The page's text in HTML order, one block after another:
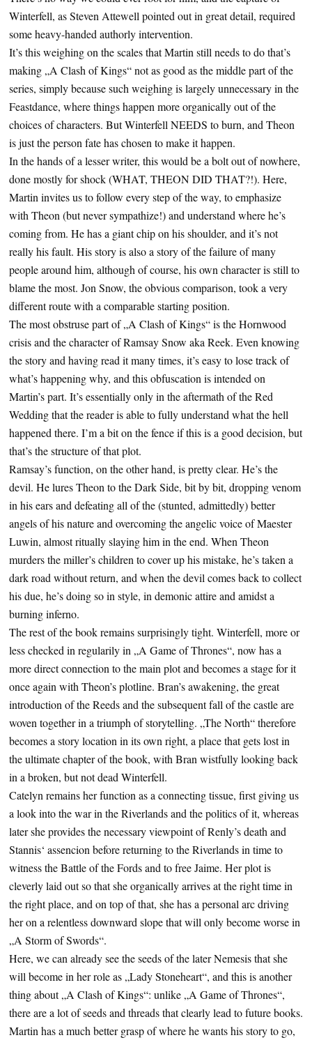
Winterfell, as Steven Attewell pointed out in great detail, required
some heavy-handed authorly intervention.
It’s this weighing on the scales that Martin still needs to do that’s
making „A Clash of Kings“ not as good as the middle part of the
series, simply because such weighing is largely unnecessary in the
Feastdance, where things happen more organically out of the
choices of characters. But Winterfell NEEDS to burn, and Theon
is just the person fate has chosen to make it happen.
In the hands of a lesser writer, this would be a bolt out of nowhere,
done mostly for shock (WHAT, THEON DID THAT?!). Here,
Martin invites us to follow every step of the way, to emphasize
with Theon (but never sympathize!) and understand where he’s
coming from. He has a giant chip on his shoulder, and it’s not
really his fault. His story is also a story of the failure of many
people around him, although of course, his own character is still to
blame the most. Jon Snow, the obvious comparison, took a very
different route with a comparable starting position.
The most obstruse part of „A Clash of Kings“ is the Hornwood
crisis and the character of Ramsay Snow aka Reek. Even knowing
the story and having read it many times, it’s easy to lose track of
what’s happening why, and this obfuscation is intended on
Martin’s part. It’s essentially only in the aftermath of the Red
Wedding that the reader is able to fully understand what the hell
happened there. I’m a bit on the fence if this is a good decision, but
that’s the structure of that plot.
Ramsay’s function, on the other hand, is pretty clear. He’s the
devil. He lures Theon to the Dark Side, bit by bit, dropping venom
in his ears and defeating all of the (stunted, admittedly) better
angels of his nature and overcoming the angelic voice of Maester
Luwin, almost ritually slaying him in the end. When Theon
murders the miller’s children to cover up his mistake, he’s taken a
dark road without return, and when the devil comes back to collect
his due, he’s doing so in style, in demonic attire and amidst a
burning inferno.
The rest of the book remains surprisingly tight. Winterfell, more or
less checked in regularily in „A Game of Thrones“, now has a
more direct connection to the main plot and becomes a stage for it
once again with Theon’s plotline. Bran’s awakening, the great
introduction of the Reeds and the subsequent fall of the castle are
woven together in a triumph of storytelling. „The North“ therefore
becomes a story location in its own right, a place that gets lost in
the ultimate chapter of the book, with Bran wistfully looking back
in a broken, but not dead Winterfell.
Catelyn remains her function as a connecting tissue, first giving us
a look into the war in the Riverlands and the politics of it, whereas
later she provides the necessary viewpoint of Renly’s death and
Stannis‘ assencion before returning to the Riverlands in time to
witness the Battle of the Fords and to free Jaime. Her plot is
cleverly laid out so that she organically arrives at the right time in
the right place, and on top of that, she has a personal arc driving
her on a relentless downward slope that will only become worse in
„A Storm of Swords“.
Here, we can already see the seeds of the later Nemesis that she
will become in her role as „Lady Stoneheart“, and this is another
thing about „A Clash of Kings“: unlike „A Game of Thrones“,
there are a lot of seeds and threads that clearly lead to future books.
Martin has a much better grasp of where he wants his story to go,